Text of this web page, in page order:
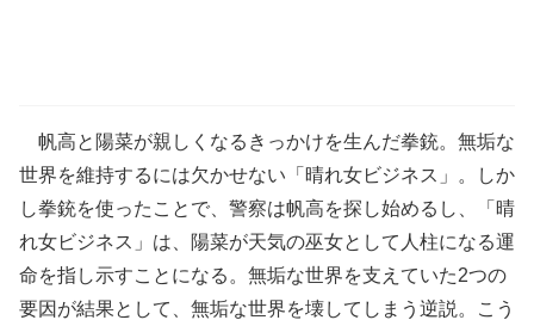
帆高と陽菜が親しくなるきっかけを生んだ拳銃。無垢な
世界を維持するには欠かせない「晴れ女ビジネス」。しか
し拳銃を使ったことで、警察は帆高を探し始めるし、「晴
れ女ビジネス」は、陽菜が天気の巫女として人柱になる運
命を指し示すことになる。無垢な世界を支えていた2つの
要因が結果として、無垢な世界を壊してしまう逆説。こう